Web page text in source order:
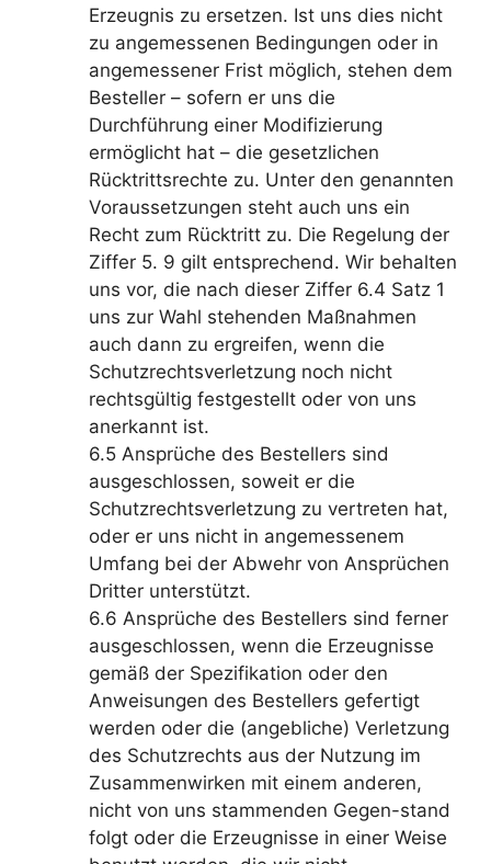
Erzeugnis zu ersetzen. Ist uns dies nicht
zu angemessenen Bedingungen oder in
angemessener Frist möglich, stehen dem
Besteller – sofern er uns die
Durchführung einer Modifizierung
ermöglicht hat – die gesetzlichen
Rücktrittsrechte zu. Unter den genannten
Voraussetzungen steht auch uns ein
Recht zum Rücktritt zu. Die Regelung der
Ziffer 5. 9 gilt entsprechend. Wir behalten
uns vor, die nach dieser Ziffer 6.4 Satz 1
uns zur Wahl stehenden Maßnahmen
auch dann zu ergreifen, wenn die
Schutzrechtsverletzung noch nicht
rechtsgültig festgestellt oder von uns
anerkannt ist.
6.5 Ansprüche des Bestellers sind
ausgeschlossen, soweit er die
Schutzrechtsverletzung zu vertreten hat,
oder er uns nicht in angemessenem
Umfang bei der Abwehr von Ansprüchen
Dritter unterstützt.
6.6 Ansprüche des Bestellers sind ferner
ausgeschlossen, wenn die Erzeugnisse
gemäß der Spezifikation oder den
Anweisungen des Bestellers gefertigt
werden oder die (angebliche) Verletzung
des Schutzrechts aus der Nutzung im
Zusammenwirken mit einem anderen,
nicht von uns stammenden Gegen-stand
folgt oder die Erzeugnisse in einer Weise